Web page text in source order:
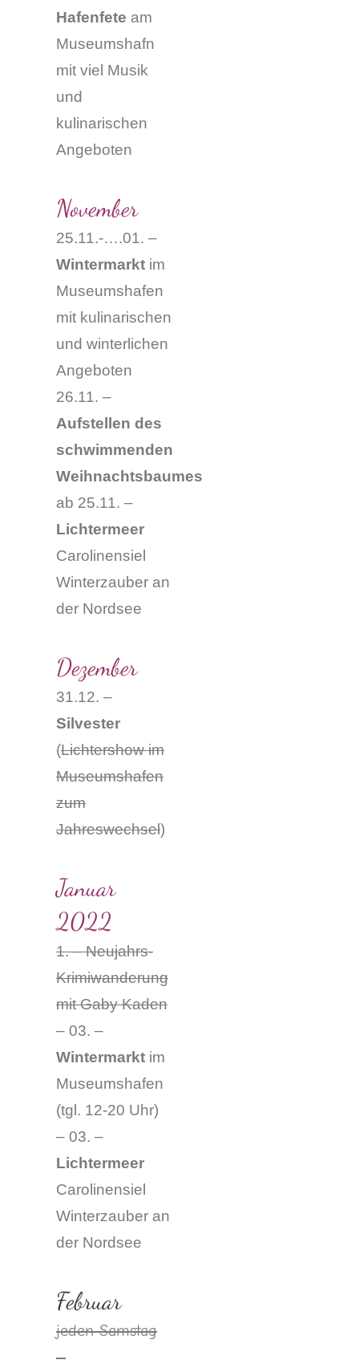
Hafenfete am
Museumshafn
mit viel Musik
und
kulinarischen
Angeboten
November
25.11.-….01. –
Wintermarkt im
Museumshafen
mit kulinarischen
und winterlichen
Angeboten
26.11. –
Aufstellen des
schwimmenden
Weihnachtsbaumes
ab 25.11. –
Lichtermeer
Carolinensiel
Winterzauber an
der Nordsee
Dezember
31.12. –
Silvester
(Lichtershow im
Museumshafen
zum
Jahreswechsel)
Januar
2022
1. – Neujahrs-
Krimiwanderung
mit Gaby Kaden
– 03. –
Wintermarkt im
Museumshafen
(tgl. 12-20 Uhr)
– 03. –
Lichtermeer
Carolinensiel
Winterzauber an
der Nordsee
Februar
jeden Samstag
–